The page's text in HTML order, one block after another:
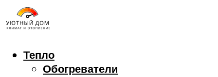
Тепло
Обогреватели